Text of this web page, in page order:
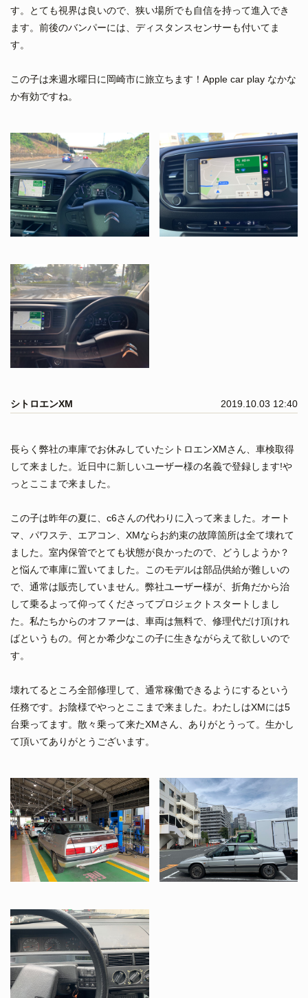
す。とても視界は良いので、狭い場所でも自信を持って進入でき
ます。前後のバンパーには、ディスタンスセンサーも付いてま
す。
この子は来週水曜日に岡崎市に旅立ちます！Apple car play なかな
か有効ですね。
シトロエンXM 2019.10.03 12:40
長らく弊社の車庫でお休みしていたシトロエンXMさん、車検取得
して来ました。近日中に新しいユーザー様の名義で登録します!や
っとここまで来ました。
この子は昨年の夏に、c6さんの代わりに入って来ました。オート
マ、パワステ、エアコン、XMならお約束の故障箇所は全て壊れて
ました。室内保管でとても状態が良かったので、どうしようか？
と悩んで車庫に置いてました。このモデルは部品供給が難しいの
で、通常は販売していません。弊社ユーザー様が、折角だから治
して乗るよって仰ってくださってプロジェクトスタートしまし
た。私たちからのオファーは、車両は無料で、修理代だけ頂けれ
ばというもの。何とか希少なこの子に生きながらえて欲しいので
す。
壊れてるところ全部修理して、通常稼働できるようにするという
任務です。お陰様でやっとここまで来ました。わたしはXMには5
台乗ってます。散々乗って来たXMさん、ありがとうって。生かし
て頂いてありがとうございます。